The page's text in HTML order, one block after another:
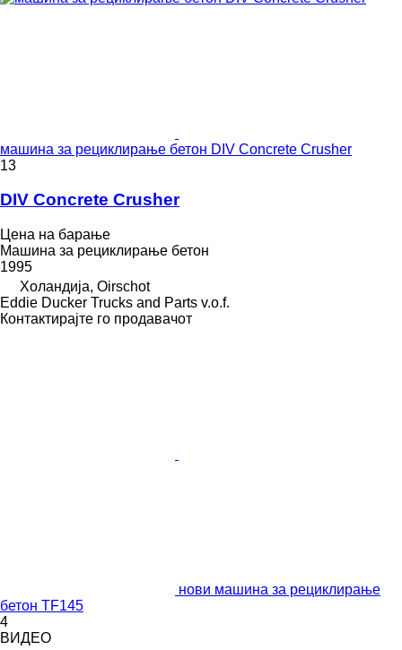
машина за рециклирање бетон DIV Concrete Crusher
13
DIV Concrete Crusher
Цена на барање
Машина за рециклирање бетон
1995
Холандија, Oirschot
Eddie Ducker Trucks and Parts v.o.f.
Контактирајте го продавачот
нови машина за рециклирање
бетон TF145
4
ВИДЕО